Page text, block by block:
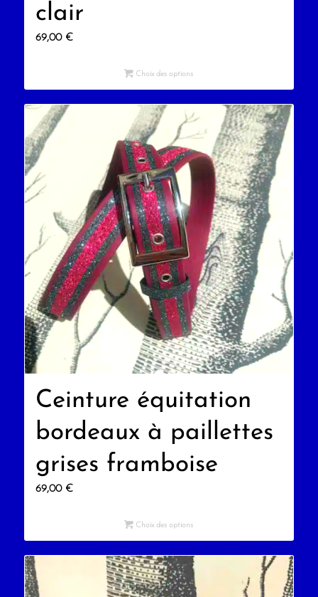
clair
69,00 €
Choix des options
Ceinture équitation
bordeaux à paillettes
grises framboise
69,00 €
Choix des options